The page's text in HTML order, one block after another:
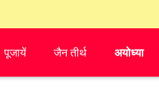
पूजायें जैन तीर्थ अयोध्या